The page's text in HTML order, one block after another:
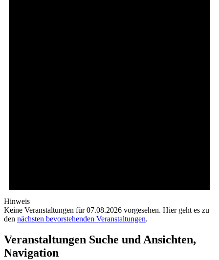
Hinweis
Keine Veranstaltungen für 07.08.2026 vorgesehen. Hier geht es zu
den nächsten bevorstehenden Veranstaltungen.
Veranstaltungen Suche und Ansichten,
Navigation